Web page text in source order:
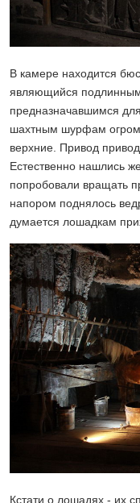
В камере находится
являющийся
предназначавшимся
шахтным шурфам
верхние. Привод
Естественно нашлись
попробовали вращать
напором поднялось
думается лошадкам
Кстати о лошадях - их